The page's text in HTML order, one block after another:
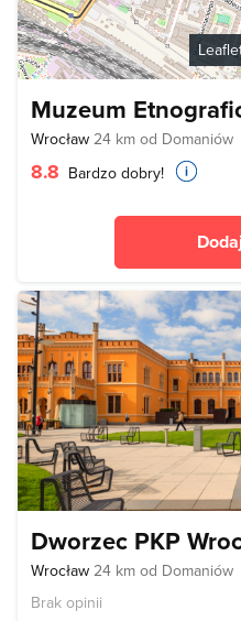
Muzeum
Wrocław 24 km od Domaniów
8.8 Bardzo dobry!
Dworzec PKP
Wrocław 24 km od Domaniów
Brak opinii